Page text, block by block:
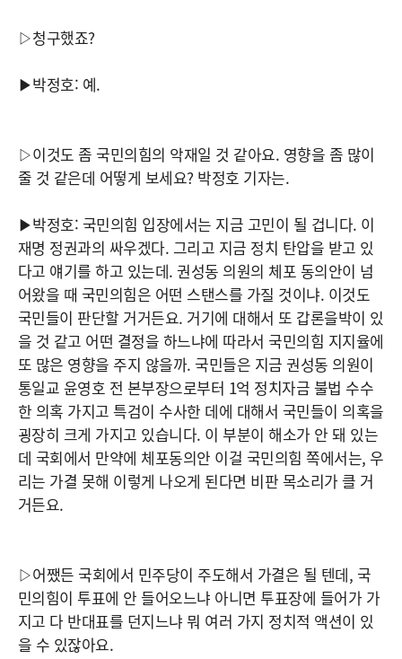
▷청구했죠?
▶박정호: 예.
▷이것도 좀 국민의힘의 악재일 것 같아요. 영향을 좀 많이
줄 것 같은데 어떻게 보세요? 박정호 기자는.
▶박정호: 국민의힘 입장에서는 지금 고민이 될 겁니다. 이
재명 정권과의 싸우겠다. 그리고 지금 정치 탄압을 받고 있
다고 얘기를 하고 있는데. 권성동 의원의 체포 동의안이 넘
어왔을 때 국민의힘은 어떤 스탠스를 가질 것이냐. 이것도
국민들이 판단할 거거든요. 거기에 대해서 또 갑론을박이 있
을 것 같고 어떤 결정을 하느냐에 따라서 국민의힘 지지율에
또 많은 영향을 주지 않을까. 국민들은 지금 권성동 의원이
통일교 윤영호 전 본부장으로부터 1억 정치자금 불법 수수
한 의혹 가지고 특검이 수사한 데에 대해서 국민들이 의혹을
굉장히 크게 가지고 있습니다. 이 부분이 해소가 안 돼 있는
데 국회에서 만약에 체포동의안 이걸 국민의힘 쪽에서는, 우
리는 가결 못해 이렇게 나오게 된다면 비판 목소리가 클 거
거든요.
▷어쨌든 국회에서 민주당이 주도해서 가결은 될 텐데, 국
민의힘이 투표에 안 들어오느냐 아니면 투표장에 들어가 가
지고 다 반대표를 던지느냐 뭐 여러 가지 정치적 액션이 있
을 수 있잖아요.